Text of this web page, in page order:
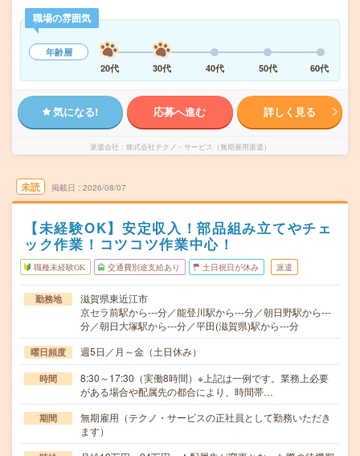
職場の雰囲気
年齢層
20代
30代 40代 50代 60代
気になる! 応募へ進む 詳しく見る
派遣会社 株式会社テクノ・サービス（無期雇用派遣）
未読 掲載日 2026/08/07
【未経験OK】安定収入！部品組み立てやチェ
ック作業！コツコツ作業中心！
職種未経験OK 交通費別途支給あり 土日祝日が休み 派遣
勤務地
滋賀県東近江市
京セラ前駅から---分／能登川駅から---分／朝日野駅から---
分／朝日大塚駅から---分／平田(滋賀県)駅から---分
曜日頻度 週5日／月～金（土日休み）
時間
8:30～17:30（実働8時間）※上記は一例です。業務上必要
がある場合や配属先の都合により、時間帯…
期間
無期雇用（テクノ・サービスの正社員として勤務いただき
ます）